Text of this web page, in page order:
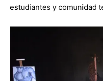
estudiantes y comunidad